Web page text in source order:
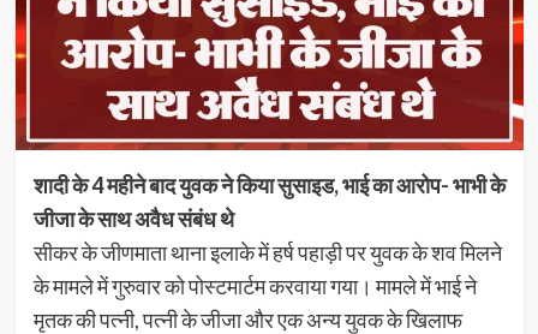
शादी के 4 महीने बाद युवक ने किया सुसाइड, भाई का आरोप- भाभी के
जीजा के साथ अवैध संबंध थे
सीकर के जीणमाता थाना इलाके में हर्ष पहाड़ी पर युवक के शव मिलने
के मामले में गुरुवार को पोस्टमार्टम करवाया गया। मामले में भाई ने
मृतक की पत्नी, पत्नी के जीजा और एक अन्य युवक के खिलाफ